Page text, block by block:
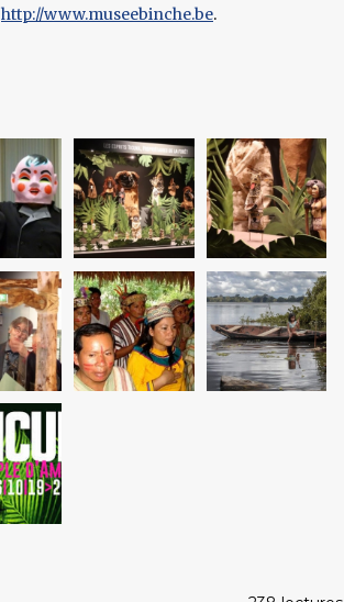
http://www.museebinche.be.